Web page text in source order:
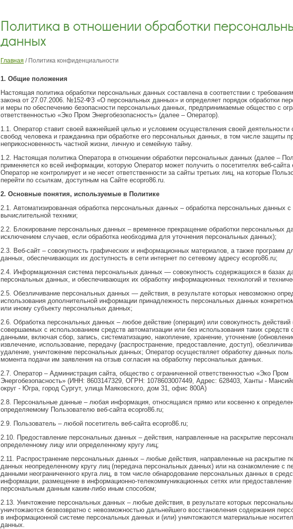
Политика в отношении обработки
данных
Главная / Политика конфиденциальности
1. Общие положения
Настоящая политика обработки персональных данных составлена в соответствии с
закона от 27.07.2006. №152-ФЗ «О персональных данных» и определяет порядок обработки
и меры по обеспечению безопасности персональных данных, предпринимаемые общество с
ответственностью «Эко Пром Энергобезопасность» (далее – Оператор).
1.1. Оператор ставит своей важнейшей целью и условием осуществления своей деятельности
свобод человека и гражданина при обработке его персональных данных, в том числе защиты
неприкосновенность частной жизни, личную и семейную тайну.
1.2. Настоящая политика Оператора в отношении обработки персональных данных (далее –
применяется ко всей информации, которую Оператор может получить о посетителях веб-сайта
Оператор не контролирует и не несет ответственности за сайты третьих лиц, на которые
перейти по ссылкам, доступным на Сайте ecopro86.ru.
2. Основные понятия, используемые в Политике
2.1. Автоматизированная обработка персональных данных – обработка персональных данных
вычислительной техники;
2.2. Блокирование персональных данных – временное прекращение обработки персональных
исключением случаев, если обработка необходима для уточнения персональных данных);
2.3. Веб-сайт – совокупность графических и информационных материалов, а также программ
данных, обеспечивающих их доступность в сети интернет по сетевому адресу ecopro86.ru;
2.4. Информационная система персональных данных — совокупность содержащихся в базах
персональных данных, и обеспечивающих их обработку информационных технологий и
2.5. Обезличивание персональных данных — действия, в результате которых невозможно
использования дополнительной информации принадлежность персональных данных
или иному субъекту персональных данных;
2.6. Обработка персональных данных – любое действие (операция) или совокупность действий
совершаемых с использованием средств автоматизации или без использования таких
данными, включая сбор, запись, систематизацию, накопление, хранение, уточнение
извлечение, использование, передачу (распространение, предоставление, доступ),
удаление, уничтожение персональных данных; Оператор осуществляет обработку данных
момента подачи им заявления на отзыв согласия на обработку персональных данных.
2.7. Оператор – Администрация сайта, общество с ограниченной ответственностью «Эко Пром
Энергобезопасность» (ИНН: 8603147329, ОГРН: 1078603007449, Адрес: 628403, Ханты -
округ - Югра, город Сургут, улица Маяковского, дом 31, офис 800А)
2.8. Персональные данные – любая информация, относящаяся прямо или косвенно к
определяемому Пользователю веб-сайта ecopro86.ru;
2.9. Пользователь – любой посетитель веб-сайта ecopro86.ru;
2.10. Предоставление персональных данных – действия, направленные на раскрытие
определенному лицу или определенному кругу лиц;
2.11. Распространение персональных данных – любые действия, направленные на раскрытие
данных неопределенному кругу лиц (передача персональных данных) или на ознакомление с
данными неограниченного круга лиц, в том числе обнародование персональных данных в
информации, размещение в информационно-телекоммуникационных сетях или предоставление
персональным данным каким-либо иным способом;
2.13. Уничтожение персональных данных – любые действия, в результате которых
уничтожаются безвозвратно с невозможностью дальнейшего восстановления содержания
в информационной системе персональных данных и (или) уничтожаются материальные
данных.